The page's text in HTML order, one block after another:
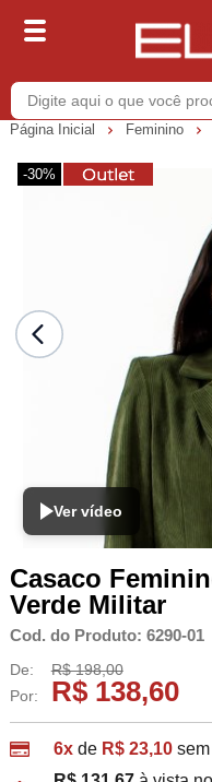
Página Inicial Feminino
-30%
Ver vídeo
Casaco
Verde Militar
Cod. do Produto: 6290-01
De:
R$ 198,00
Por:
R$ 138,60
6xde R$ 23,10